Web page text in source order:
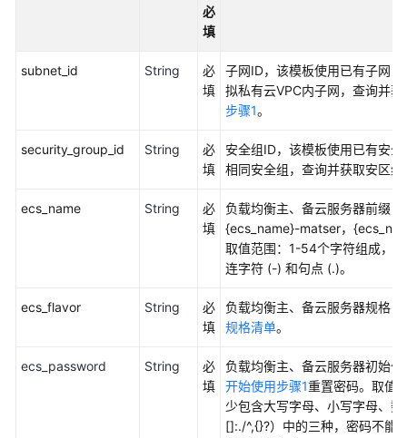
据
速
可
构
必
填
subnet_id String
必
填
子网ID，该模板使用已有子网
拟私有云VPC内子网，查询并
步骤1。
security_group_id String
必
填
安全组ID，该模板使用已有安
相同安全组，查询并获取安区组
ecs_name String
必
填
负载均衡主、备云服务器前缀
{ecs_name}-matser，
取值范围：1-54个字符组成，
连字符 (-) 和句点 (.)。
ecs_flavor String
必
填
负载均衡主、备云服务器规格
规格清单。
ecs_password String
必
填
负载均衡主、备云服务器初始
开始使用步骤1重置密码。取值
少包含大写字母、小写字母、
[]:./^,{}?）中的三种，密码不能